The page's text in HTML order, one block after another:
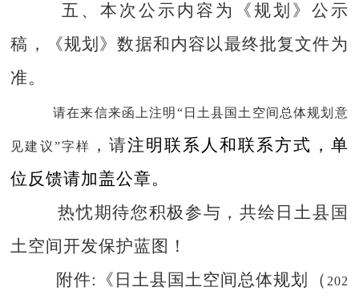
五、本次公示内容为《规划》公示
稿，《规划》数据和内容以最终批复文件为
准。
请在来信来函上注明 “ 日土县国土空间总体规划意
见建议”字样 ， 请注明联系人和联系方式，单
位反馈请加盖公章。
热忱期待您积极参与，共绘 日土县 国
土空间开发保护蓝图！
附件:
《 日土县国土空间总体规划（ 202